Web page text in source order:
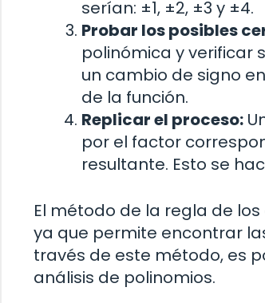
serían: ±1, ±2, ±3 y ±4.
Probar los posibles
polinómica y verificar
un cambio de signo
de la función.
Replicar el proceso:
por el factor
resultante. Esto se
El método de la regla de
ya que permite encontrar
través de este método, es
análisis de polinomios.